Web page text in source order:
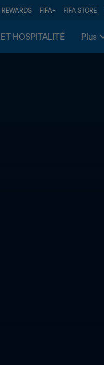
REWARDS FIFA+ FIFA STORE
HOSPITALITÉ Plus